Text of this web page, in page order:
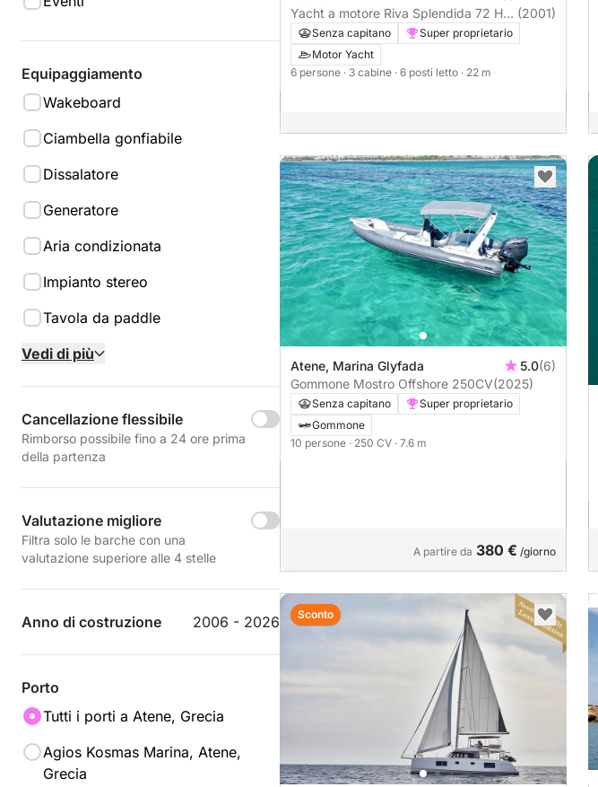
Equipaggiamento
Wakeboard
Ciambella gonfiabile
Dissalatore
Generatore
Aria condizionata
Impianto stereo
Tavola da paddle
Vedi di più
Cancellazione flessibile
Rimborso possibile fino a 24 ore prima
della partenza
Valutazione migliore
Filtra solo le barche con una
valutazione superiore alle 4 stelle
Anno di costruzione 2006 - 2026
Porto
Tutti i porti a Atene, Grecia
Agios Kosmas Marina, Atene,
Grecia
Yacht a motore Riva Splendida 72 HT
2600CV
(2001)
Senza capitano
Super proprietario
Motor Yacht
6 persone · 3 cabine · 6 posti letto · 22 m
Atene, Marina Glyfada 5.0(6)
Gommone Mostro Offshore 250CV(2025)
Senza capitano
Super proprietario
Gommone
10 persone · 250 CV · 7.6 m
A partire da 380 € /giorno
Sconto